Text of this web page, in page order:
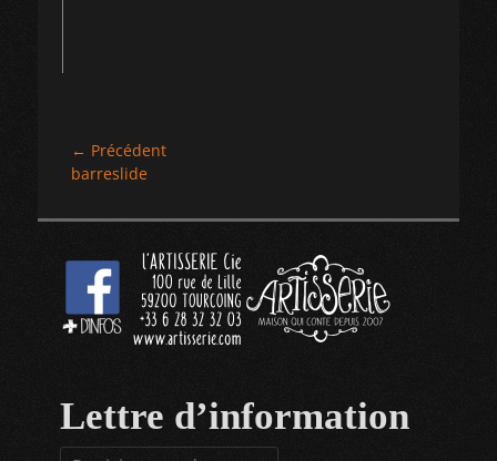
Navigation
de
← Précédent
Article
barreslide
Lettre d’information